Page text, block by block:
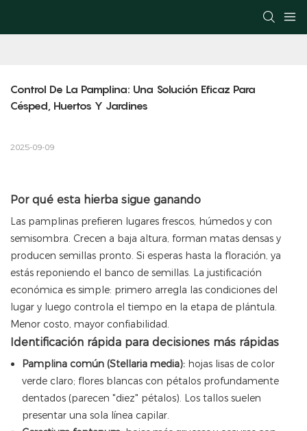
Control De La Pamplina: Una Solución Eficaz Para
Césped, Huertos Y Jardines
2025-09-09
Por qué esta hierba sigue ganando
Las pamplinas prefieren lugares frescos, húmedos y con
semisombra. Crecen a baja altura, forman matas densas y
producen semillas pronto. Si esperas hasta la floración, ya
estás reponiendo el banco de semillas. La justificación
económica es simple: primero arregla las condiciones del
lugar y luego controla el tiempo en la etapa de plántula.
Menor costo, mayor confiabilidad.
Identificación rápida para decisiones más rápidas
Pamplina común (Stellaria media):hojas lisas de color
verde claro; flores blancas con pétalos profundamente
dentados (parecen "diez" pétalos). Los tallos suelen
presentar una sola línea capilar.